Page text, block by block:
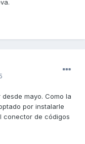
mayo. Como la
por instalarle
conector de códigos